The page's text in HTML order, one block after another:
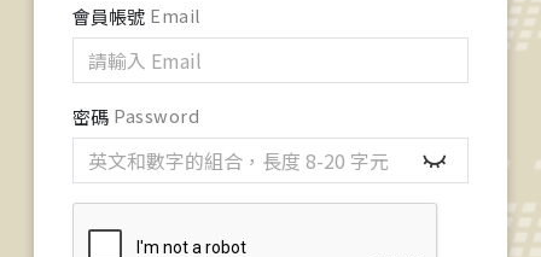
會員帳號 Email
密碼 Password